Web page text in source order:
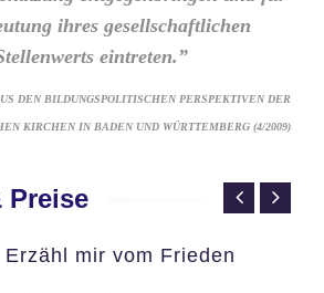
ihres gesellschaftlichen
eintreten.”
DEN BILDUNGSPOLITISCHEN PERSPEKTIVEN DER
KIRCHEN IN BADEN UND WÜRTTEMBERG (4/2009)
Preise
Erzähl mir vom Frieden